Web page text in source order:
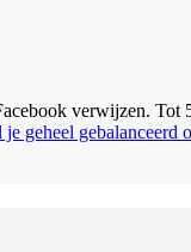
verwijzen. Tot
je geheel gebalanceerd